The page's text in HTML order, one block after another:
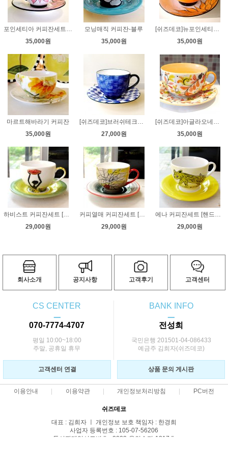
포인세티아 커피잔세트 [핸드페인팅]
35,000원
모닝매직 커피잔-블루
35,000원
[쉬즈데코]뉴포인세티아 커피잔세트[커피잔][핸드페인팅]
35,000원
마르트해바라기 커피잔
35,000원
[쉬즈데코]브러쉬테크닉 커피잔세트[커피잔][핸드페인팅]
27,000원
[쉬즈데코]아글라오네마 커피잔[커피잔][핸드페인팅]
35,000원
하비스트 커피잔세트 [핸드페인팅,쉬즈데코]
29,000원
커피열매 커피잔세트 [핸드페인팅,쉬즈데코]
29,000원
에나 커피잔세트 [핸드페인팅,쉬즈데코]
29,000원
회사소개 공지사항 고객후기 고객센터
CS CENTER
ㅡ
070-7774-4707
평일 10:00~18:00
주말, 공휴일 휴무
BANK INFO
ㅡ
전성희
국민은행 201501-04-086433
예금주 김희자(쉬즈데코)
고객센터 연결 상품 문의 게시판
이용안내 이용약관 개인정보처리방침 PC버전
쉬즈데코
대표 : 김희자 ㅣ 개인정보 보호 책임자 : 한경희
사업자 등록번호 : 105-07-56206
통신판매업신고번호 : 2023-용인수지-1317호